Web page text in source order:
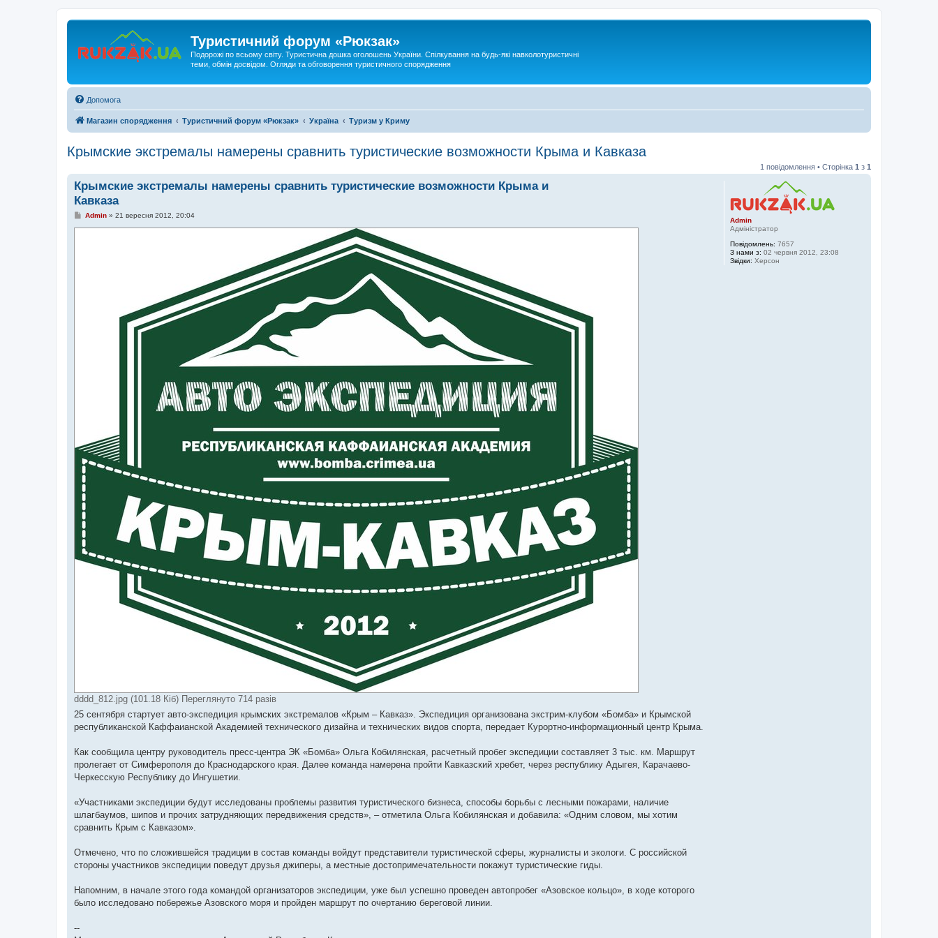
Туристичний форум «Рюкзак»
Подорожі по всьому світу. Туристична дошка оголошень України. Спілкування на будь-які навколотуристичні
теми, обмін досвідом. Огляди та обговорення туристичного спорядження
Допомога
Магазин спорядження Туристичний форум «Рюкзак» Україна Туризм у Криму
Крымские экстремалы намерены сравнить туристические возможности Крыма и Кавказа
1 повідомлення • Сторінка 1 з 1
Admin
Адміністратор
Повідомлень: 7657
З нами з: 02 червня 2012, 23:08
Звідки: Херсон
Крымские экстремалы намерены сравнить туристические возможности Крыма и
Кавказа
ПAdmin» 21 вересня 2012, 20:04
dddd_812.jpg (101.18 Кіб) Переглянуто 714 разів
25 сентября стартует авто-экспедиция крымских экстремалов «Крым – Кавказ». Экспедиция организована экстрим-клубом «Бомба» и Крымской
республиканской Каффаианской Академией технического дизайна и технических видов спорта, передает Курортно-информационный центр Крыма.
Как сообщила центру руководитель пресс-центра ЭК «Бомба» Ольга Кобилянская, расчетный пробег экспедиции составляет 3 тыс. км. Маршрут
пролегает от Симферополя до Краснодарского края. Далее команда намерена пройти Кавказский хребет, через республику Адыгея, Карачаево-
Черкесскую Республику до Ингушетии.
«Участниками экспедиции будут исследованы проблемы развития туристического бизнеса, способы борьбы с лесными пожарами, наличие
шлагбаумов, шипов и прочих затрудняющих передвижения средств», – отметила Ольга Кобилянская и добавила: «Одним словом, мы хотим
сравнить Крым с Кавказом».
Отмечено, что по сложившейся традиции в состав команды войдут представители туристической сферы, журналисты и экологи. С российской
стороны участников экспедиции поведут друзья джиперы, а местные достопримечательности покажут туристические гиды.
Напомним, в начале этого года командой организаторов экспедиции, уже был успешно проведен автопробег «Азовское кольцо», в ходе которого
было исследовано побережье Азовского моря и пройден маршрут по очертанию береговой линии.
--